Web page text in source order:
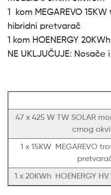
1 kom MEGAREVO
hibridni pretvarač
1 kom HOENERGY
NE UKLJUČUJE: Nosače
47 x 425 W TW SOLAR
crnog
1 x 15KW MEGAREVO
1 x 20KWh HOENERGY